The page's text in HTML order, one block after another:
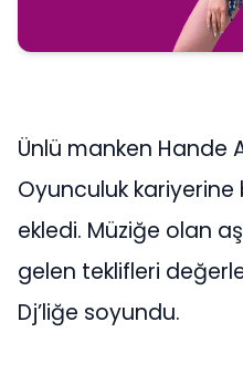
Ünlü manken Hande
Oyunculuk kariyerine
ekledi. Müziğe olan
gelen teklifleri
Dj’liğe soyundu.